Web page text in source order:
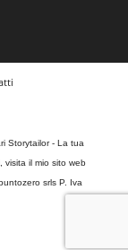
Storytailor - La tua
visita il mio sito web
srls P. Iva